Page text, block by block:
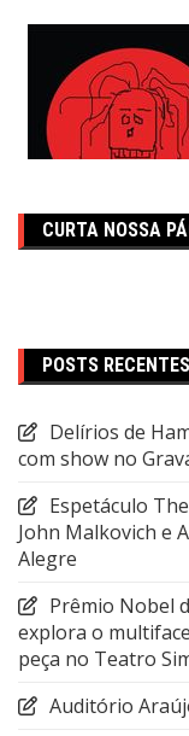
CURTA NOSSA
POSTS RECENTES
Delírios de
com show no
Espetáculo
John Malkovich e
Alegre
Prêmio Nobel
explora o
peça no Teatro
Auditório